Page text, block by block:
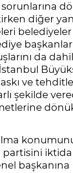
diğer
da
ve
şekilde
dönük
partisini